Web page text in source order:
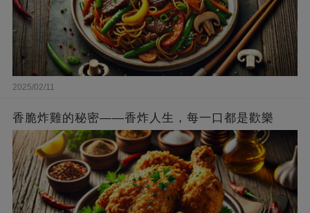
2025/02/11
香脆炸雞的秘密——香炸人生，每一口都是歡樂